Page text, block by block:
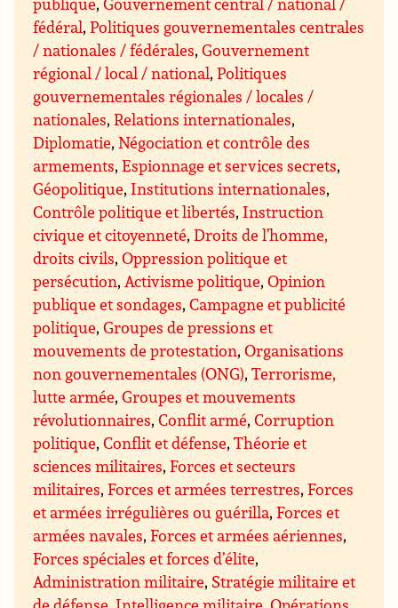
fédéral,Politiques gouvernementales centrales
/ nationales / fédérales,Gouvernement
régional / local / national,Politiques
gouvernementales régionales / locales /
nationales,Relations internationales,
Diplomatie,Négociation et contrôle des
armements,Espionnage et services secrets,
Géopolitique, Institutions internationales,
Contrôle politique et libertés, Instruction
civique et citoyenneté,Droits de l’homme,
droits civils,Oppression politique et
persécution,Activisme politique,Opinion
publique et sondages,Campagne et publicité
politique,Groupes de pressions et
mouvements de protestation,Organisations
non gouvernementales (ONG),Terrorisme,
lutte armée,Groupes et mouvements
révolutionnaires,Conflit armé,Corruption
politique,Conflit et défense,Théorie et
sciences militaires,Forces et secteurs
militaires,Forces et armées terrestres,Forces
et armées irrégulières ou guérilla,Forces et
armées navales,Forces et armées aériennes,
Forces spéciales et forces d’élite,
Administration militaire, Stratégie militaire et